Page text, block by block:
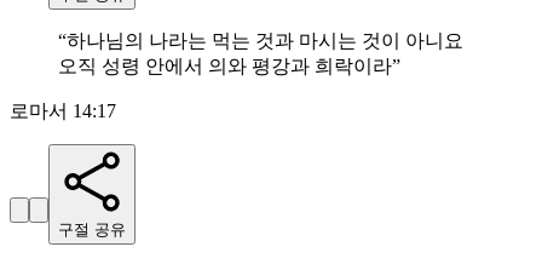
“하나님의 나라는 먹는 것과 마시는 것이 아니요
오직 성령 안에서 의와 평강과 희락이라”
로마서 14:17
구절 공유